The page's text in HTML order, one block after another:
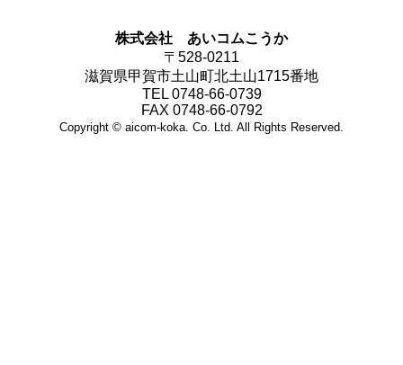
株式会社 あいコムこうか
〒528-0211
滋賀県甲賀市土山町北土山1715番地
TEL 0748-66-0739
FAX 0748-66-0792
Copyright © aicom-koka. Co. Ltd. All Rights Reserved.